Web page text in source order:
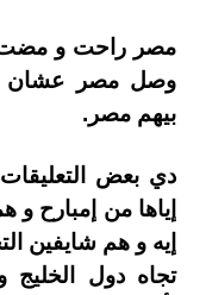
مصر راحت و مضت
وصل مصر عشان
بيهم مصر.
دي بعض
إياها من إمبارح و
إيه و هم شايفين
تجاه دول الخليج